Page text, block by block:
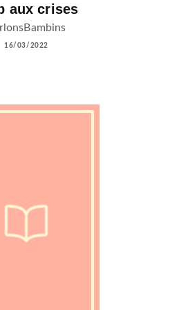
aux crises
16/03/2022